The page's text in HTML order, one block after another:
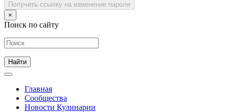
Получить ссылку на изменение пароля
×
Поиск по сайту
Главная
Сообщества
Новости Кулинарии